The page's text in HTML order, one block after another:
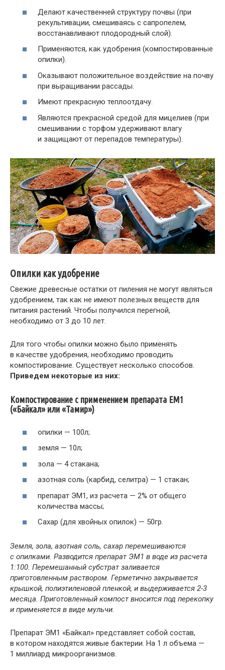
Делают качественней структуру почвы (при
рекультивации, смешиваясь с сапропелем,
восстанавливают плодородный слой).
Применяются, как удобрения (компостированные
опилки).
Оказывают положительное воздействие на почву
при выращивании рассады.
Имеют прекрасную теплоотдачу.
Являются прекрасной средой для мицелиев (при
смешивании с торфом удерживают влагу
и защищают от перепадов температуры).
Опилки как удобрение
Свежие древесные остатки от пиления не могут являться
удобрением, так как не имеют полезных веществ для
питания растений. Чтобы получился перегной,
необходимо от 3 до 10 лет.
Для того чтобы опилки можно было применять
в качестве удобрения, необходимо проводить
компостирование. Существует несколько способов.
Приведем некоторые из них:
Компостирование с применением препарата ЕМ1
(«Байкал» или «Тамир»)
опилки — 100л;
земля — 10л;
зола — 4 стакана;
азотная соль (карбид, селитра) — 1 стакан;
препарат ЭМ1, из расчета — 2% от общего
количества массы;
Сахар (для хвойных опилок) — 50гр.
Земля, зола, азотная соль, сахар перемешиваются
с опилками. Разводится препарат ЭМ1 в воде из расчета
1:100. Перемешанный субстрат заливается
приготовленным раствором. Герметично закрывается
крышкой, полиэтиленовой пленкой, и выдерживается 2-3
месяца. Приготовленный компост вносится под перекопку
и применяется в виде мульчи.
Препарат ЭМ1 «Байкал» представляет собой состав,
в котором находятся живые бактерии. На 1 л объема —
1 миллиард микроорганизмов.